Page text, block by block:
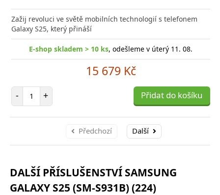
Zažij revoluci ve světě mobilních technologií s telefonem
Galaxy S25, který přináší
E-shop skladem > 10 ks, odešleme v úterý 11. 08.
15 679 Kč
- Počet položek
+ Přidat do košíku
Předchozí Další
DALŠÍ PŘÍSLUŠENSTVÍ SAMSUNG
GALAXY S25 (SM-S931B) (224)